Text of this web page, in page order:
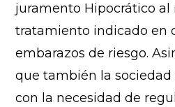
juramento Hipocrático al
tratamiento indicado en
embarazos de riesgo.
que también la sociedad
con la necesidad de